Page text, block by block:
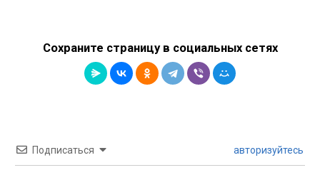
Сохраните страницу в социальных сетях
Подписаться авторизуйтесь